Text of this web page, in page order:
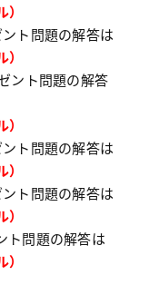
ト問題の解答は
ント問題の解答
ト問題の解答は
ト問題の解答は
ト問題の解答は